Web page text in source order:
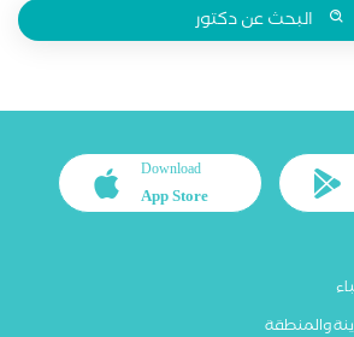
البحث عن دكتور
Download
App Store
والمنطقة